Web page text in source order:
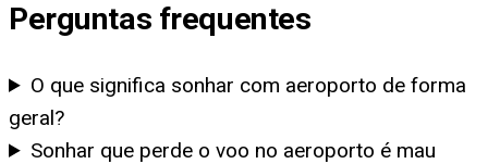
Perguntas frequentes
O que significa sonhar com aeroporto de forma
geral?
Sonhar que perde o voo no aeroporto é mau